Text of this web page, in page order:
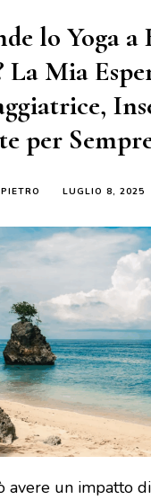
lo Yoga
La Mia
per
LUGLIO 8, 2025
avere un impatto